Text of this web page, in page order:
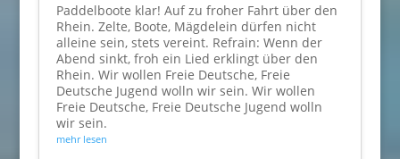
Paddelboote klar! Auf zu froher Fahrt über den
Rhein. Zelte, Boote, Mägdelein dürfen nicht
alleine sein, stets vereint. Refrain: Wenn der
Abend sinkt, froh ein Lied erklingt über den
Rhein. Wir wollen Freie Deutsche, Freie
Deutsche Jugend wolln wir sein. Wir wollen
Freie Deutsche, Freie Deutsche Jugend wolln
wir sein.
mehr lesen